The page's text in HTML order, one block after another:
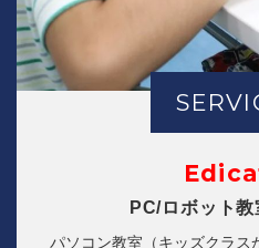
PC/ロボット
パソコン教室（キッズクラス